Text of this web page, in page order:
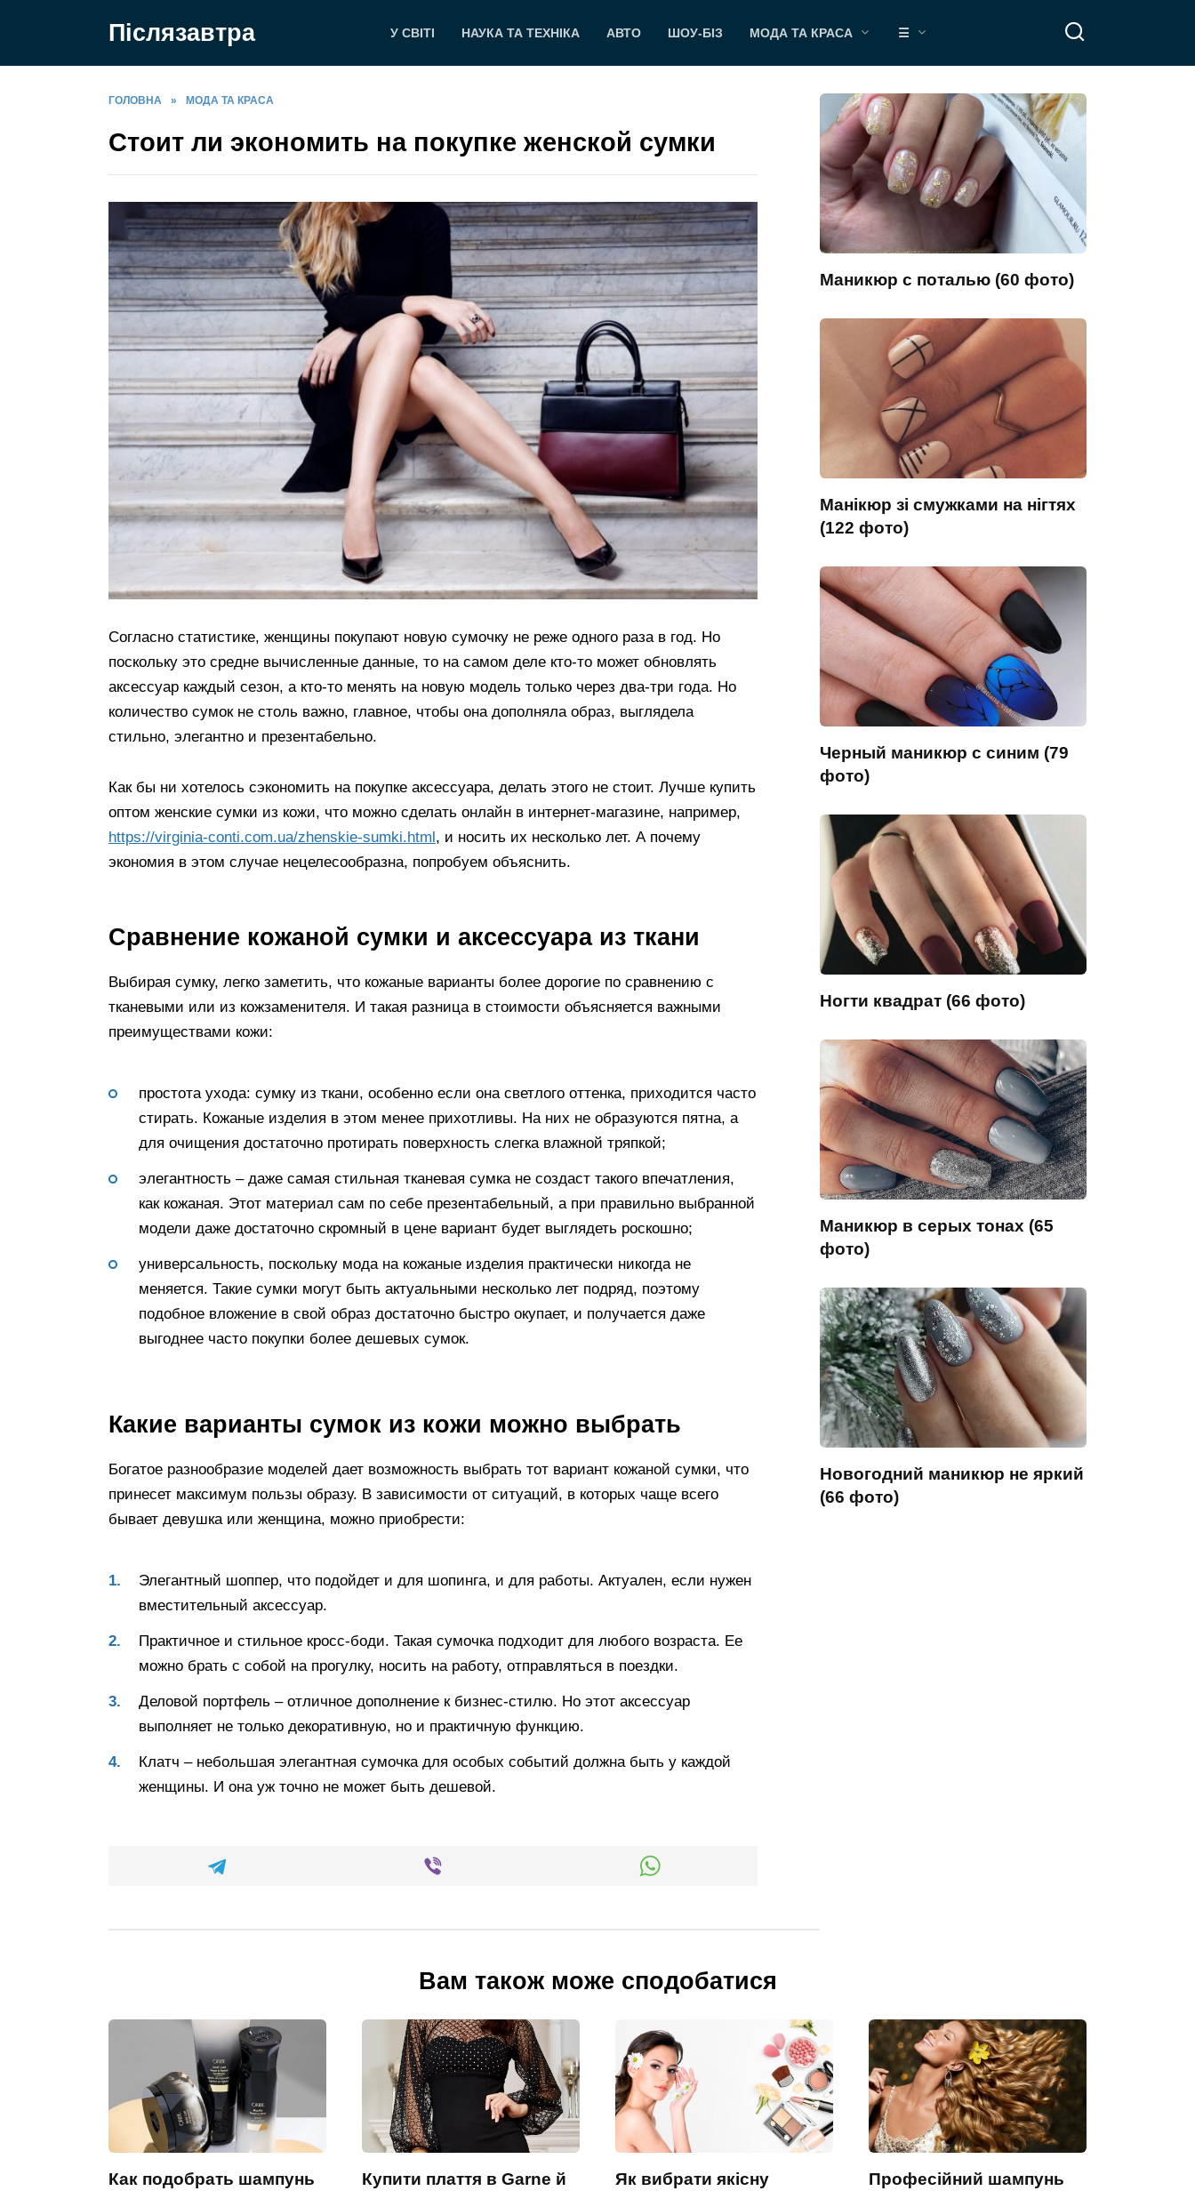
Післязавтра У СВІТІ НАУКА ТА ТЕХНІКА АВТО ШОУ-БІЗ МОДА ТА КРАСА ☰
ГОЛОВНА » МОДА ТА КРАСА
Стоит ли экономить на покупке женской сумки
Согласно статистике, женщины покупают новую сумочку не реже одного раза в год. Но
поскольку это средне вычисленные данные, то на самом деле кто-то может обновлять
аксессуар каждый сезон, а кто-то менять на новую модель только через два-три года. Но
количество сумок не столь важно, главное, чтобы она дополняла образ, выглядела
стильно, элегантно и презентабельно.
Как бы ни хотелось сэкономить на покупке аксессуара, делать этого не стоит. Лучше купить
оптом женские сумки из кожи, что можно сделать онлайн в интернет-магазине, например,
https://virginia-conti.com.ua/zhenskie-sumki.html, и носить их несколько лет. А почему
экономия в этом случае нецелесообразна, попробуем объяснить.
Сравнение кожаной сумки и аксессуара из ткани
Выбирая сумку, легко заметить, что кожаные варианты более дорогие по сравнению с
тканевыми или из кожзаменителя. И такая разница в стоимости объясняется важными
преимуществами кожи:
простота ухода: сумку из ткани, особенно если она светлого оттенка, приходится часто
стирать. Кожаные изделия в этом менее прихотливы. На них не образуются пятна, а
для очищения достаточно протирать поверхность слегка влажной тряпкой;
элегантность – даже самая стильная тканевая сумка не создаст такого впечатления,
как кожаная. Этот материал сам по себе презентабельный, а при правильно выбранной
модели даже достаточно скромный в цене вариант будет выглядеть роскошно;
универсальность, поскольку мода на кожаные изделия практически никогда не
меняется. Такие сумки могут быть актуальными несколько лет подряд, поэтому
подобное вложение в свой образ достаточно быстро окупает, и получается даже
выгоднее часто покупки более дешевых сумок.
Какие варианты сумок из кожи можно выбрать
Богатое разнообразие моделей дает возможность выбрать тот вариант кожаной сумки, что
принесет максимум пользы образу. В зависимости от ситуаций, в которых чаще всего
бывает девушка или женщина, можно приобрести:
Элегантный шоппер, что подойдет и для шопинга, и для работы. Актуален, если нужен
вместительный аксессуар.
Практичное и стильное кросс-боди. Такая сумочка подходит для любого возраста. Ее
можно брать с собой на прогулку, носить на работу, отправляться в поездки.
Деловой портфель – отличное дополнение к бизнес-стилю. Но этот аксессуар
выполняет не только декоративную, но и практичную функцию.
Клатч – небольшая элегантная сумочка для особых событий должна быть у каждой
женщины. И она уж точно не может быть дешевой.
Маникюр с поталью (60 фото)
Манікюр зі смужками на нігтях
(122 фото)
Черный маникюр с синим (79
фото)
Ногти квадрат (66 фото)
Маникюр в серых тонах (65
фото)
Новогодний маникюр не яркий
(66 фото)
Вам також може сподобатися
Как подобрать шампунь
Купити плаття в Garne й
Як вибрати якісну
Професійний шампунь